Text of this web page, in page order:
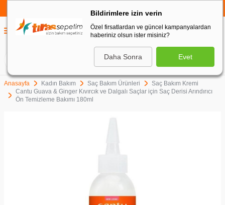
Anasayfa Kadın Bakım Saç Bakım Ürünleri
Saç Bakım Kremi
Cantu Guava & Ginger Kıvırcık ve Dalgalı Saçlar için Saç Derisi Arındırıcı
Ön Temizleme Bakımı 180ml
Bildirimlere izin verin
Özel firsatlardan ve güncel kampanyalardan
haberiniz olsun ister misiniz?
Daha Sonra Evet